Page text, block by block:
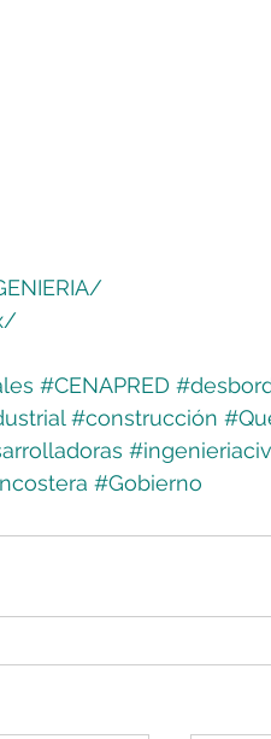
#CENAPRED
#construcción
#Gobierno